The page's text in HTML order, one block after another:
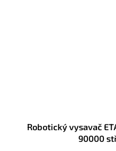
Robotický vysavač
90000